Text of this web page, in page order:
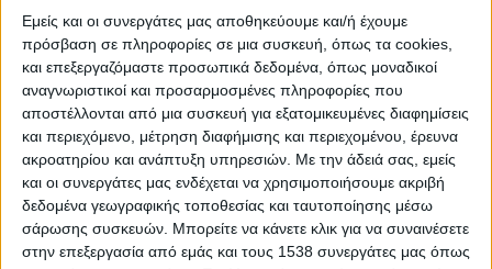
Εμείς και οι συνεργάτες μας αποθηκεύουμε και/ή έχουμε
πρόσβαση σε πληροφορίες σε μια συσκευή, όπως τα cookies,
και επεξεργαζόμαστε προσωπικά δεδομένα, όπως μοναδικοί
αναγνωριστικοί και προσαρμοσμένες πληροφορίες που
αποστέλλονται από μια συσκευή για εξατομικευμένες διαφημίσεις
και περιεχόμενο, μέτρηση διαφήμισης και περιεχομένου, έρευνα
ακροατηρίου και ανάπτυξη υπηρεσιών. Με την άδειά σας, εμείς
και οι συνεργάτες μας ενδέχεται να χρησιμοποιήσουμε ακριβή
δεδομένα γεωγραφικής τοποθεσίας και ταυτοποίησης μέσω
σάρωσης συσκευών. Μπορείτε να κάνετε κλικ για να συναινέσετε
στην επεξεργασία από εμάς και τους 1538 συνεργάτες μας όπως
Πρόγραμμα Υποστήριξης Εθελοντικών Ομάδων
Δασοπυροπροστασίας
Συνολικός απολογισμός Προγράμματος Υποστήριξης
Εθελοντικών Ομάδων Δασοπυροπροστασίας (2022-
2026)